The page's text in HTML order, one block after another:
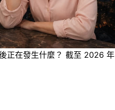
正在發生什麼？ 截至 2026 年